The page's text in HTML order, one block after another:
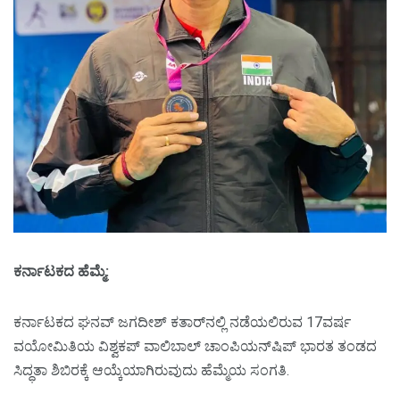
ಕರ್ನಾಟಕದ ಹೆಮ್ಮೆ:
ಕರ್ನಾಟಕದ ಘನವ್‌ ಜಗದೀಶ್‌ ಕತಾರ್‌ನಲ್ಲಿ ನಡೆಯಲಿರುವ 17ವರ್ಷ
ವಯೋಮಿತಿಯ ವಿಶ್ವಕಪ್‌ ವಾಲಿಬಾಲ್‌ ಚಾಂಪಿಯನ್‌ಷಿಪ್‌ ಭಾರತ ತಂಡದ
ಸಿದ್ಧತಾ ಶಿಬಿರಕ್ಕೆ ಆಯ್ಕೆಯಾಗಿರುವುದು ಹೆಮ್ಮೆಯ ಸಂಗತಿ.